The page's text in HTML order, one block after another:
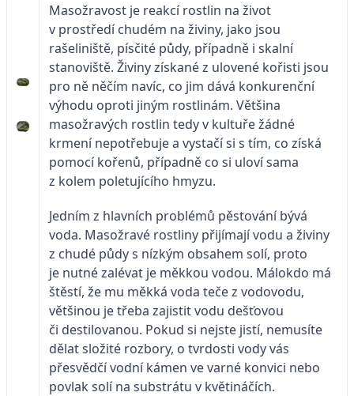
Masožravost je reakcí rostlin na život
v prostředí chudém na živiny, jako jsou
rašeliniště, písčité půdy, případně i skalní
stanoviště. Živiny získané z ulovené kořisti jsou
pro ně něčím navíc, co jim dává konkurenční
výhodu oproti jiným rostlinám. Většina
masožravých rostlin tedy v kultuře žádné
krmení nepotřebuje a vystačí si s tím, co získá
pomocí kořenů, případně co si uloví sama
z kolem poletujícího hmyzu.
Jedním z hlavních problémů pěstování bývá
voda. Masožravé rostliny přijímají vodu a živiny
z chudé půdy s nízkým obsahem solí, proto
je nutné zalévat je měkkou vodou. Málokdo má
štěstí, že mu měkká voda teče z vodovodu,
většinou je třeba zajistit vodu dešťovou
či destilovanou. Pokud si nejste jistí, nemusíte
dělat složité rozbory, o tvrdosti vody vás
přesvědčí vodní kámen ve varné konvici nebo
povlak solí na substrátu v květináčích.